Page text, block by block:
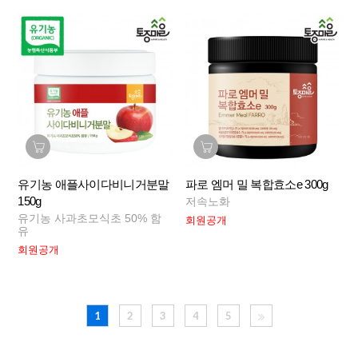
유기농 애플사이다비니거분말
150g
유기농 사과초모식초 50% 함
유
회원공개
파로 엠머 밀 복합효소e 300g
저속노화
회원공개
1 2 3 4 5